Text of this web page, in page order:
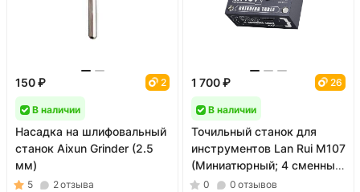
150 ₽ 2
В наличии
Насадка на шлифовальный
станок Aixun Grinder (2.5
мм)
5 2отзыва
1 700 ₽ 26
В наличии
Точильный станок для
инструментов Lan Rui M107
(Миниатюрный; 4 сменных
круга; автономный)
0 0 отзывов